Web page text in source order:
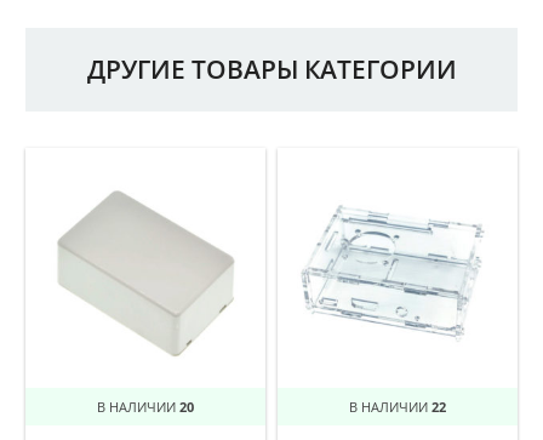
ДРУГИЕ ТОВАРЫ КАТЕГОРИИ
В НАЛИЧИИ 20 В НАЛИЧИИ 22